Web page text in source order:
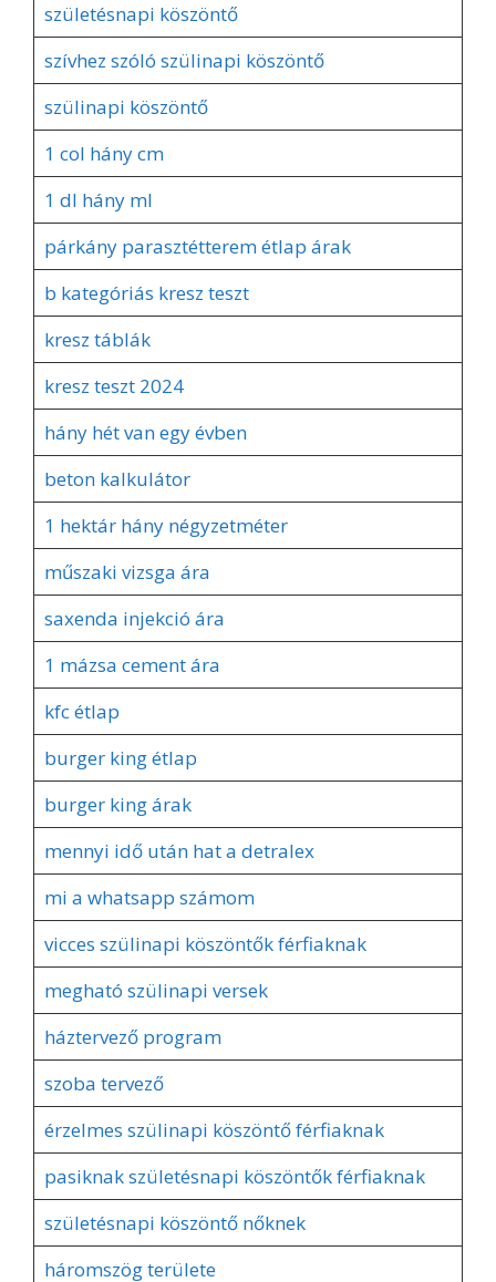
születésnapi köszöntő
szívhez szóló szülinapi köszöntő
szülinapi köszöntő
1 col hány cm
1 dl hány ml
párkány parasztétterem étlap árak
b kategóriás kresz teszt
kresz táblák
kresz teszt 2024
hány hét van egy évben
beton kalkulátor
1 hektár hány négyzetméter
műszaki vizsga ára
saxenda injekció ára
1 mázsa cement ára
kfc étlap
burger king étlap
burger king árak
mennyi idő után hat a detralex
mi a whatsapp számom
vicces szülinapi köszöntők férfiaknak
megható szülinapi versek
háztervező program
szoba tervező
érzelmes szülinapi köszöntő férfiaknak
pasiknak születésnapi köszöntők férfiaknak
születésnapi köszöntő nőknek
háromszög területe